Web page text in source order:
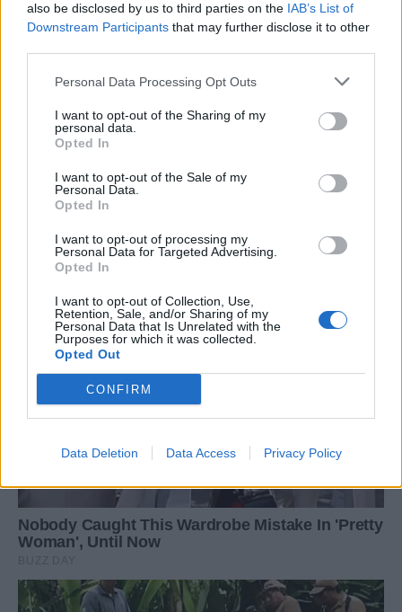
also be disclosed by us to third parties on the IAB’s List of
Downstream Participants that may further disclose it to other
Personal Data Processing Opt Outs
I want to opt-out of the Sharing of my
personal data.
Opted In
I want to opt-out of the Sale of my
Personal Data.
Opted In
I want to opt-out of processing my
Personal Data for Targeted Advertising.
Opted In
I want to opt-out of Collection, Use,
Retention, Sale, and/or Sharing of my
Personal Data that Is Unrelated with the
Purposes for which it was collected.
Opted Out
CONFIRM
Data Deletion Data Access Privacy Policy